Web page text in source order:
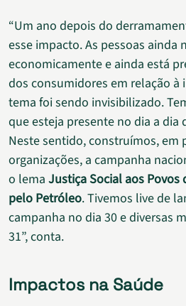
“Um ano depois do
esse impacto. As pessoas ainda
economicamente e ainda está
dos consumidores em relação à
tema foi sendo invisibilizado.
que esteja presente no dia a dia
Neste sentido, construímos, em
organizações, a campanha
o lema Justiça Social aos Povos
pelo Petróleo. Tivemos live de
campanha no dia 30 e diversas
31”, conta.
Impactos na Saúde